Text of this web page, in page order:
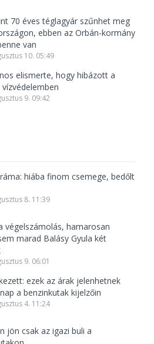
70 éves téglagyár szűnhet meg
ebben az Orbán-kormány
van
10. 05:49
elismerte, hogy hibázott a
vízvédelemben
9. 09:42
hiába finom csemege, bedőlt
8. 11:39
végelszámolás, hamarosan
marad Balásy Gyula két
9. 06:01
ezek az árak jelenhetnek
a benzinkutak kijelzőin
4. 11:24
jön csak az igazi buli a